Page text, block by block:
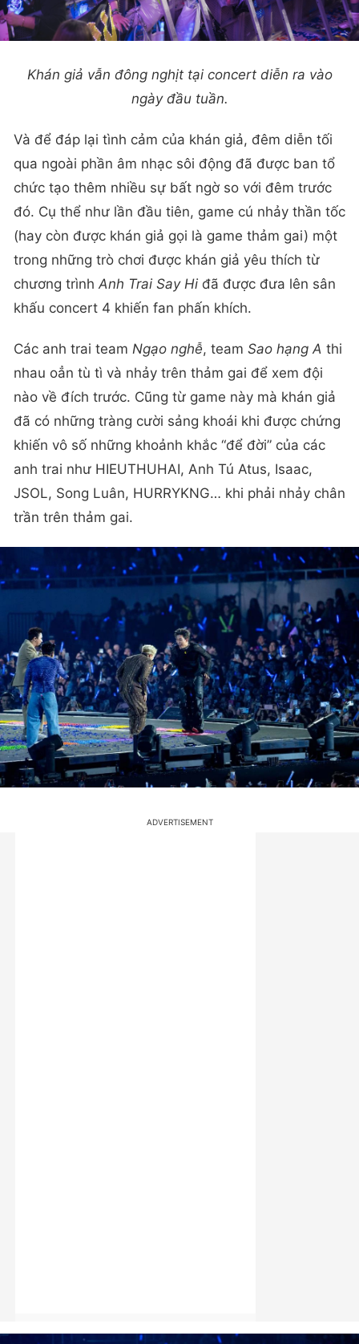
Khán giả vẫn đông nghịt tại concert diễn ra vào
ngày đầu tuần.
Và để đáp lại tình cảm của khán giả, đêm diễn tối
qua ngoài phần âm nhạc sôi động đã được ban tổ
chức tạo thêm nhiều sự bất ngờ so với đêm trước
đó. Cụ thể như lần đầu tiên, game cú nhảy thần tốc
(hay còn được khán giả gọi là game thảm gai) một
trong những trò chơi được khán giả yêu thích từ
chương trình Anh Trai Say Hi đã được đưa lên sân
khấu concert 4 khiến fan phấn khích.
Các anh trai team Ngạo nghễ, team Sao hạng A thi
nhau oẳn tù tì và nhảy trên thảm gai để xem đội
nào về đích trước. Cũng từ game này mà khán giả
đã có những tràng cười sảng khoái khi được chứng
khiến vô số những khoảnh khắc “để đời” của các
anh trai như HIEUTHUHAI, Anh Tú Atus, Isaac,
JSOL, Song Luân, HURRYKNG… khi phải nhảy chân
trần trên thảm gai.